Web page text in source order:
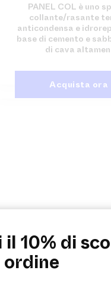
PANEL COL è uno
collante/rasante
anticondensa e
base di cemento e
di cava
Acquista ora
il 10% di